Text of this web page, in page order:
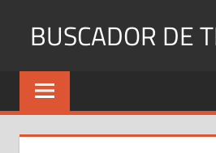
BUSCADOR DE
Identifica
Números
y